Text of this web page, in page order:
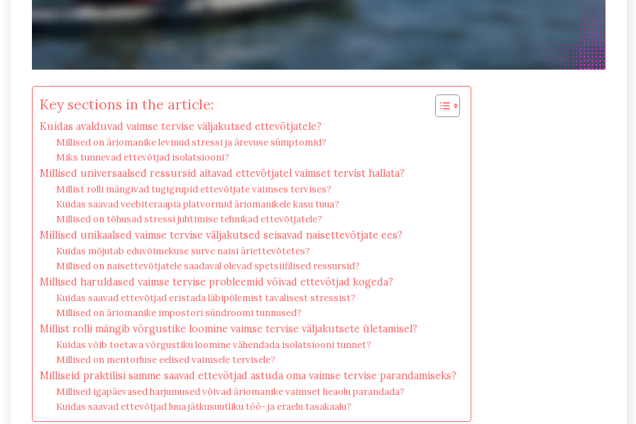
Key sections in the article:
Kuidas avalduvad vaimse tervise väljakutsed ettevõtjatele?
Millised on äriomanike levinud stressi ja ärevuse sümptomid?
Miks tunnevad ettevõtjad isolatsiooni?
Millised universaalsed ressursid aitavad ettevõtjatel vaimset tervist hallata?
Millist rolli mängivad tugigrupid ettevõtjate vaimses tervises?
Kuidas saavad veebiteraapia platvormid äriomanikele kasu tuua?
Millised on tõhusad stressi juhtimise tehnikad ettevõtjatele?
Millised unikaalsed vaimse tervise väljakutsed seisavad naisettevõtjate ees?
Kuidas mõjutab eduvõimekuse surve naisi äriettevõtetes?
Millised on naisettevõtjatele saadaval olevad spetsiifilised ressursid?
Millised haruldased vaimse tervise probleemid võivad ettevõtjad kogeda?
Kuidas saavad ettevõtjad eristada läbipõlemist tavalisest stressist?
Millised on äriomanike impostori sündroomi tunnused?
Millist rolli mängib võrgustike loomine vaimse tervise väljakutsete ületamisel?
Kuidas võib toetava võrgustiku loomine vähendada isolatsiooni tunnet?
Millised on mentorluse eelised vaimsele tervisele?
Milliseid praktilisi samme saavad ettevõtjad astuda oma vaimse tervise parandamiseks?
Millised igapäevased harjumused võivad äriomanike vaimset heaolu parandada?
Kuidas saavad ettevõtjad luua jätkusuutliku töö- ja eraelu tasakaalu?